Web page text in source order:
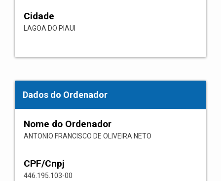
Cidade
LAGOA DO PIAUI
Dados do Ordenador
Nome do Ordenador
ANTONIO FRANCISCO DE OLIVEIRA NETO
CPF/Cnpj
446.195.103-00